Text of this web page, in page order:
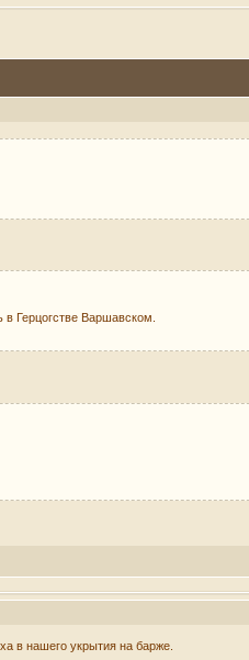
в Герцогстве Варшавском.
в нашего укрытия на барже.